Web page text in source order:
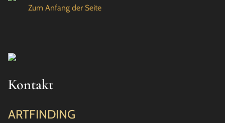
Zum Anfang der Seite
Kontakt
ARTFINDING